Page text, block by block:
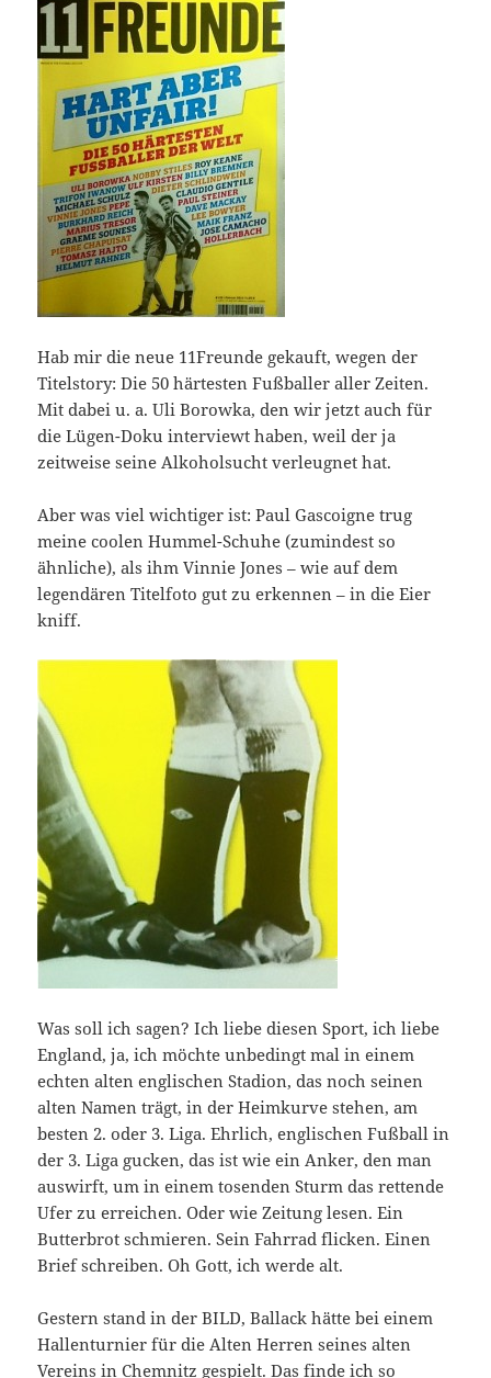
Hab mir die neue 11Freunde gekauft, wegen der
Titelstory: Die 50 härtesten Fußballer aller Zeiten.
Mit dabei u. a. Uli Borowka, den wir jetzt auch für
die Lügen-Doku interviewt haben, weil der ja
zeitweise seine Alkoholsucht verleugnet hat.
Aber was viel wichtiger ist: Paul Gascoigne trug
meine coolen Hummel-Schuhe (zumindest so
ähnliche), als ihm Vinnie Jones – wie auf dem
legendären Titelfoto gut zu erkennen – in die Eier
kniff.
Was soll ich sagen? Ich liebe diesen Sport, ich liebe
England, ja, ich möchte unbedingt mal in einem
echten alten englischen Stadion, das noch seinen
alten Namen trägt, in der Heimkurve stehen, am
besten 2. oder 3. Liga. Ehrlich, englischen Fußball in
der 3. Liga gucken, das ist wie ein Anker, den man
auswirft, um in einem tosenden Sturm das rettende
Ufer zu erreichen. Oder wie Zeitung lesen. Ein
Butterbrot schmieren. Sein Fahrrad flicken. Einen
Brief schreiben. Oh Gott, ich werde alt.
Gestern stand in der BILD, Ballack hätte bei einem
Hallenturnier für die Alten Herren seines alten
Vereins in Chemnitz gespielt. Das finde ich so